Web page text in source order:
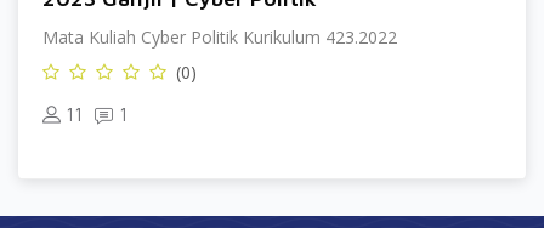
Mata Kuliah Cyber Politik Kurikulum 423.2022
(0)
11 1